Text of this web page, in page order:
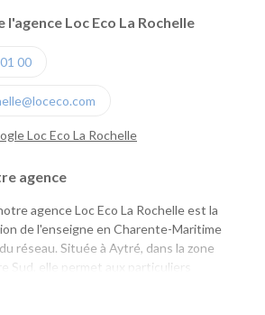
Loc Eco La Rochelle
00
Loc Eco La Rochelle
agence
agence Loc Eco La Rochelle est la
de l'enseigne en Charente-Maritime
réseau. Située à Aytré, dans la zone
Sud, elle permet aux particuliers
de louer facilement une voiture